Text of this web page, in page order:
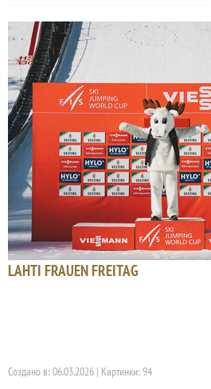
LAHTI FRAUEN FREITAG
Создано в: 06.03.2026 | Картинки: 94